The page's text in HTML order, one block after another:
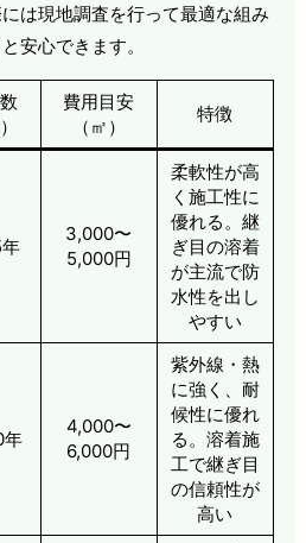
は現地調査を行って最適な組み
安心できます。
費用目安
（㎡）
特徴
3,000〜
5,000円
柔軟性が高
く施工性に
優れる。継
ぎ目の溶着
が主流で防
水性を出し
やすい
4,000〜
6,000円
紫外線・熱
に強く、耐
候性に優れ
る。溶着施
工で継ぎ目
の信頼性が
高い